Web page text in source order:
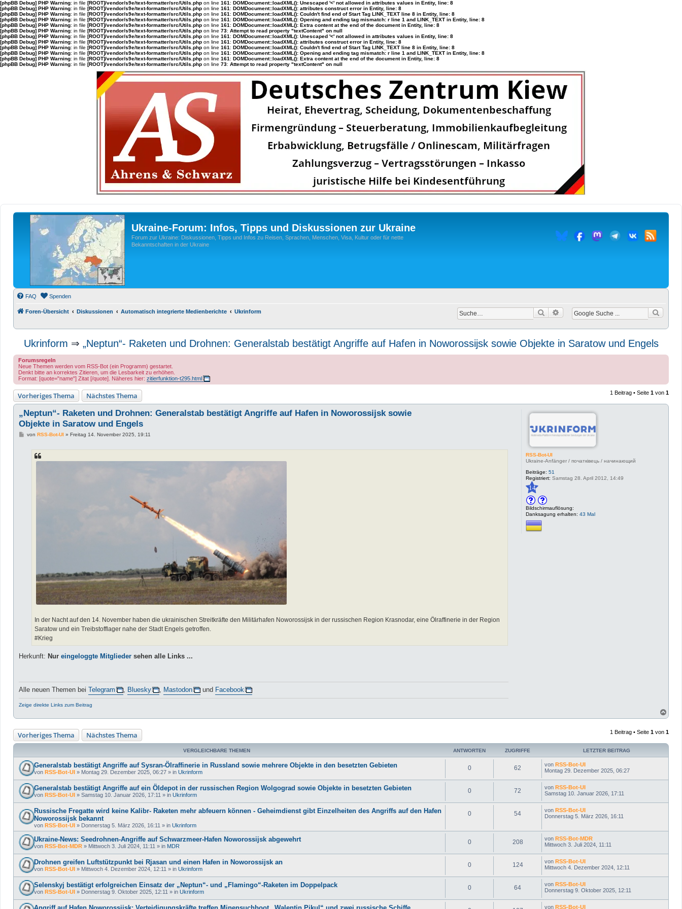
[phpBB Debug] PHP Warning: in file [ROOT]/vendor/s9e/text-formatter/src/Utils.php on line 161: DOMDocument::loadXML(): Unescaped '<' not allowed in attributes values in Entity, line: 8
[phpBB Debug] PHP Warning: in file [ROOT]/vendor/s9e/text-formatter/src/Utils.php on line 161: DOMDocument::loadXML(): attributes construct error in Entity, line: 8
[phpBB Debug] PHP Warning: in file [ROOT]/vendor/s9e/text-formatter/src/Utils.php on line 161: DOMDocument::loadXML(): Couldn't find end of Start Tag LINK_TEXT line 8 in Entity, line: 8
[phpBB Debug] PHP Warning: in file [ROOT]/vendor/s9e/text-formatter/src/Utils.php on line 161: DOMDocument::loadXML(): Opening and ending tag mismatch: r line 1 and LINK_TEXT in Entity, line: 8
[phpBB Debug] PHP Warning: in file [ROOT]/vendor/s9e/text-formatter/src/Utils.php on line 161: DOMDocument::loadXML(): Extra content at the end of the document in Entity, line: 8
[phpBB Debug] PHP Warning: in file [ROOT]/vendor/s9e/text-formatter/src/Utils.php on line 73: Attempt to read property "textContent" on null
[phpBB Debug] PHP Warning: in file [ROOT]/vendor/s9e/text-formatter/src/Utils.php on line 161: DOMDocument::loadXML(): Unescaped '<' not allowed in attributes values in Entity, line: 8
[phpBB Debug] PHP Warning: in file [ROOT]/vendor/s9e/text-formatter/src/Utils.php on line 161: DOMDocument::loadXML(): attributes construct error in Entity, line: 8
[phpBB Debug] PHP Warning: in file [ROOT]/vendor/s9e/text-formatter/src/Utils.php on line 161: DOMDocument::loadXML(): Couldn't find end of Start Tag LINK_TEXT line 8 in Entity, line: 8
[phpBB Debug] PHP Warning: in file [ROOT]/vendor/s9e/text-formatter/src/Utils.php on line 161: DOMDocument::loadXML(): Opening and ending tag mismatch: r line 1 and LINK_TEXT in Entity, line: 8
[phpBB Debug] PHP Warning: in file [ROOT]/vendor/s9e/text-formatter/src/Utils.php on line 161: DOMDocument::loadXML(): Extra content at the end of the document in Entity, line: 8
[phpBB Debug] PHP Warning: in file [ROOT]/vendor/s9e/text-formatter/src/Utils.php on line 73: Attempt to read property "textContent" on null
Ukraine-Forum: Infos, Tipps und Diskussionen zur Ukraine
Forum zur Ukraine: Diskussionen, Tipps und Infos zu Reisen, Sprachen, Menschen, Visa, Kultur oder für nette
Bekanntschaften in der Ukraine
FAQ Spenden
Foren-Übersicht Diskussionen Automatisch integrierte Medienberichte Ukrinform Suche Erweiterte Suche
Ukrinform ⇒ „Neptun“- Raketen und Drohnen: Generalstab bestätigt Angriffe auf Hafen in Noworossijsk sowie Objekte in Saratow und Engels
Forumsregeln
Neue Themen werden vom RSS-Bot (ein Programm) gestartet.
Denkt bitte an korrektes Zitieren, um die Lesbarkeit zu erhöhen.
Format: [quote="name"] Zitat [/quote]. Näheres hier: zitierfunktion-t295.html
Vorheriges Thema Nächstes Thema 1 Beitrag • Seite 1 von 1
RSS-Bot-UI
Ukraine-Anfänger / початківець / начинающий
Beiträge: 51
Registriert: Samstag 28. April 2012, 14:49
14
Bildschirmauflösung:
Danksagung erhalten: 43 Mal
„Neptun“- Raketen und Drohnen: Generalstab bestätigt Angriffe auf Hafen in Noworossijsk sowie
Objekte in Saratow und Engels
Bvon RSS-Bot-UI» Freitag 14. November 2025, 19:11
In der Nacht auf den 14. November haben die ukrainischen Streitkräfte den Militärhafen Noworossijsk in der russischen Region Krasnodar, eine Ölraffinerie in der Region
Saratow und ein Treibstofflager nahe der Stadt Engels getroffen.
#Krieg
Herkunft: Nur eingeloggte Mitglieder sehen alle Links ...
Alle neuen Themen bei Telegram , Bluesky , Mastodon und Facebook
Zeige direkte Links zum Beitrag
a
h
b
Vorheriges Thema Nächstes Thema 1 Beitrag • Seite 1 von 1
VERGLEICHBARE THEMEN ANTWORTEN ZUGRIFFE LETZTER BEITRAG
Generalstab bestätigt Angriffe auf Sysran-Ölraffinerie in Russland sowie mehrere Objekte in den besetzten Gebieten
von RSS-Bot-UI » Montag 29. Dezember 2025, 06:27 » in Ukrinform
0 62 von RSS-Bot-UI
Montag 29. Dezember 2025, 06:27
Generalstab bestätigt Angriffe auf ein Öldepot in der russischen Region Wolgograd sowie Objekte in besetzten Gebieten
von RSS-Bot-UI » Samstag 10. Januar 2026, 17:11 » in Ukrinform
0 72 von RSS-Bot-UI
Samstag 10. Januar 2026, 17:11
Russische Fregatte wird keine Kalibr- Raketen mehr abfeuern können - Geheimdienst gibt Einzelheiten des Angriffs auf den Hafen
Noworossijsk bekannt
von RSS-Bot-UI » Donnerstag 5. März 2026, 16:11 » in Ukrinform
0 54 von RSS-Bot-UI
Donnerstag 5. März 2026, 16:11
Ukraine-News: Seedrohnen-Angriffe auf Schwarzmeer-Hafen Noworossijsk abgewehrt
von RSS-Bot-MDR » Mittwoch 3. Juli 2024, 11:11 » in MDR
0 208 von RSS-Bot-MDR
Mittwoch 3. Juli 2024, 11:11
Drohnen greifen Luftstützpunkt bei Rjasan und einen Hafen in Noworossijsk an
von RSS-Bot-UI » Mittwoch 4. Dezember 2024, 12:11 » in Ukrinform
0 124 von RSS-Bot-UI
Mittwoch 4. Dezember 2024, 12:11
Selenskyj bestätigt erfolgreichen Einsatz der „Neptun“- und „Flamingo“-Raketen im Doppelpack
von RSS-Bot-UI » Donnerstag 9. Oktober 2025, 12:11 » in Ukrinform
0 64 von RSS-Bot-UI
Donnerstag 9. Oktober 2025, 12:11
von RSS-Bot-UI